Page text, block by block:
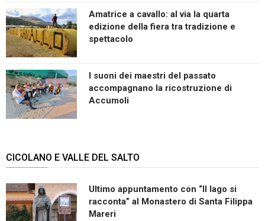
Amatrice a cavallo: al via la quarta
edizione della fiera tra tradizione e
spettacolo
I suoni dei maestri del passato
accompagnano la ricostruzione di
Accumoli
CICOLANO E VALLE DEL SALTO
Ultimo appuntamento con “Il lago si
racconta” al Monastero di Santa Filippa
Mareri